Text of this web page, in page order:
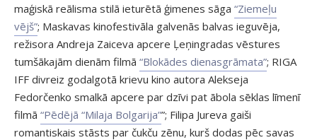
maģiskā reālisma stilā ieturētā ģimenes sāga “Ziemeļu
vējš”; Maskavas kinofestivāla galvenās balvas ieguvēja,
režisora Andreja Zaiceva apcere Ļeņingradas vēstures
tumšākajām dienām filmā “Blokādes dienasgrāmata”; RIGA
IFF divreiz godalgotā krievu kino autora Alekseja
Fedorčenko smalkā apcere par dzīvi pat ābola sēklas līmenī
filmā “Pēdējā “Milaja Bolgarija””; Filipa Jureva gaiši
romantiskais stāsts par čukču zēnu, kurš dodas pēc savas